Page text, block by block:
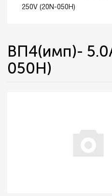
250V (20N-050H)
ВП4(имп)-
050H)